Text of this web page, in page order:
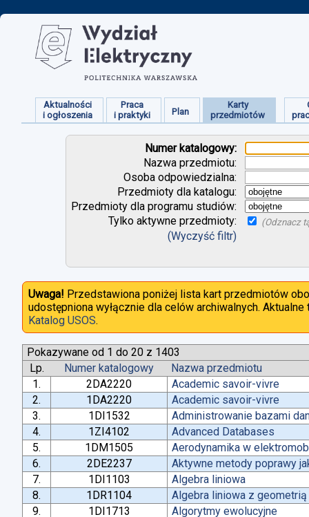
Aktualności
i ogłoszenia
Praca
i praktyki
Plan
Karty
przedmiotów
Numer katalogowy:
Nazwa przedmiotu:
Osoba odpowiedzialna:
Przedmioty dla katalogu:
Przedmioty dla programu studiów:
Tylko aktywne przedmioty:
(Odznacz
(Wyczyść filtr)
Uwaga! Przedstawiona poniżej lista kart przedmiotów
udostępniona wyłącznie dla celów archiwalnych.
Katalog USOS.
Pokazywane od 1 do 20 z 1403
Lp.
Numer katalogowy
Nazwa przedmiotu
1.
2DA2220
Academic savoir-vivre
2.
1DA2220
Academic savoir-vivre
3.
1DI1532
Administrowanie bazami
4.
1ZI4102
Advanced Databases
5.
1DM1505
Aerodynamika w
6.
2DE2237
Aktywne metody poprawy
7.
1DI1103
Algebra liniowa
8.
1DR1104
Algebra liniowa z geometrią
9.
1DI1713
Algorytmy ewolucyjne